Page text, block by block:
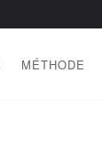
MÉTHODE